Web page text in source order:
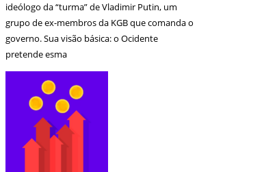
ideólogo da “turma” de Vladimir Putin, um
grupo de ex-membros da KGB que comanda o
governo. Sua visão básica: o Ocidente
pretende esma